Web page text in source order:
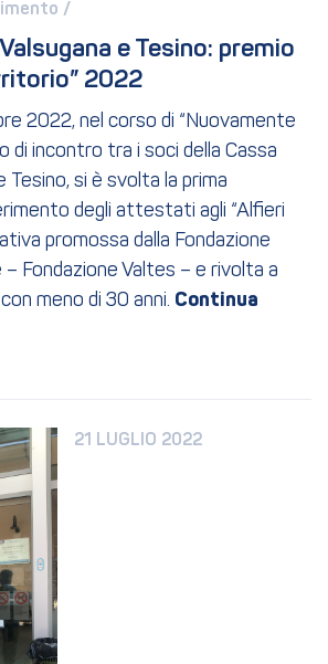
/
e Tesino: premio
2022
2022, nel corso di “Nuovamente
di incontro tra i soci della Cassa
Tesino, si è svolta la prima
degli attestati agli “Alfieri
promossa dalla Fondazione
– Fondazione Valtes – e rivolta a
meno di 30 anni.
21 LUGLIO 2022